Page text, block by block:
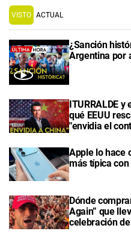
VISTO ACTUAL
¿Sanción
Argentina por
ITURRALDE
qué EEUU
"envidia el
Apple lo hace
más típica
Dónde
Again” que
celebración